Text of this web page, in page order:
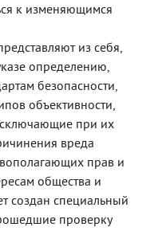
к изменяющимся
из себя,
определению,
безопасности,
объективности,
при их
вреда
прав и
общества и
создан специальный
проверку